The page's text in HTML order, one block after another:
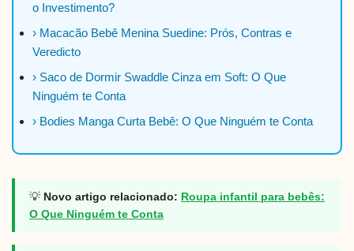
o Investimento?
› Macacão Bebê Menina Suedine: Prós, Contras e
Veredicto
› Saco de Dormir Swaddle Cinza em Soft: O Que
Ninguém te Conta
› Bodies Manga Curta Bebê: O Que Ninguém te Conta
💡 Novo artigo relacionado: Roupa infantil para bebês:
O Que Ninguém te Conta